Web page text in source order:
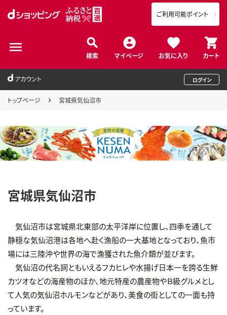
検索 マイページ お気に入り カート
ご利用可能ポイント
アカウント ログイン
トップページ 宮城県気仙沼市
宮城県気仙沼市
気仙沼市は宮城県北東部の太平洋岸に位置し、四季を通して
静穏な気仙沼港は各地へ赴く漁船の一大基地となっており、魚市
場には三陸沖や世界の海で漁獲された魚介類が並びます。
気仙沼の代名詞ともいえるフカヒレや水揚げ日本一を誇る生鮮
カツオなどの海産物のほか、地元特産の農産物やＢ級グルメとし
て人気の気仙沼ホルモンなどがあり、美食の街としての一面も持
っています。